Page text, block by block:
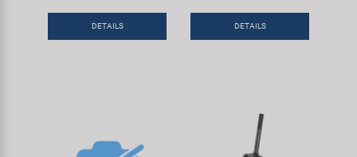
DETAILS DETAILS